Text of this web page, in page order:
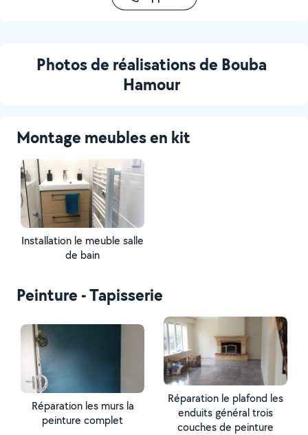
Photos de réalisations de Bouba
Hamour
Montage meubles en kit
Installation le meuble salle
de bain
Peinture - Tapisserie
Réparation les murs la
peinture complet
Réparation le plafond les
enduits général trois
couches de peinture